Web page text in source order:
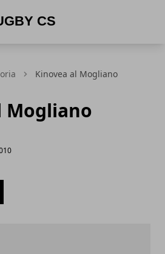
Kinovea al Mogliano
Mogliano